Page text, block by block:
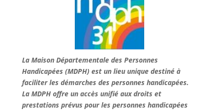
La Maison Départementale des Personnes
Handicapées (MDPH) est un lieu unique destiné à
faciliter les démarches des personnes handicapées.
La MDPH offre un accès unifié aux droits et
prestations prévus pour les personnes handicapées